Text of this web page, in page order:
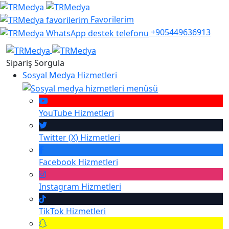
Favorilerim
+905449636913
Sipariş Sorgula
Sosyal Medya Hizmetleri
YouTube Hizmetleri
Twitter (X) Hizmetleri
Facebook Hizmetleri
Instagram Hizmetleri
TikTok Hizmetleri